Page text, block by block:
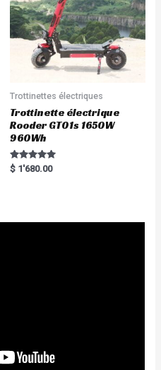
Trottinettes électriques
Trottinette électrique
Rooder GT01s 1650W
960Wh
Rated
5.00
$ 1'680.00